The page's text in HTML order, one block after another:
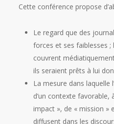
Cette conférence propose
Le regard que des
forces et ses faiblesses
couvrent
ils seraient prêts à lui
La mesure dans laquelle
d’un contexte favorable,
impact », de « mission »
diffusent dans les